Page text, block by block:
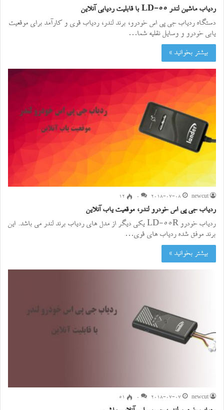
ردیاب ماشین لندر LD-55 با قابلیت ردیابی آنلاین
دستگاه ردیاب جی پی اس خودرو، برند لندر، ردیاب قوی و کارآمد برای موقعیت
یابی خودرو و وسایل نقلیه شما…
بیشتر بخوانید »
newcut
2018-07-08
0 ۱۲
ردیاب جی پی اس خودرو لندر، موقعیت یاب آنلاین
ردیاب خودرو LD-55R یکی دیگر از مدل های ردیاب برند لندر می باشد. این
برند موفق شده ردیاب های قوی…
بیشتر بخوانید »
newcut
2018-07-07
0 ۵۱